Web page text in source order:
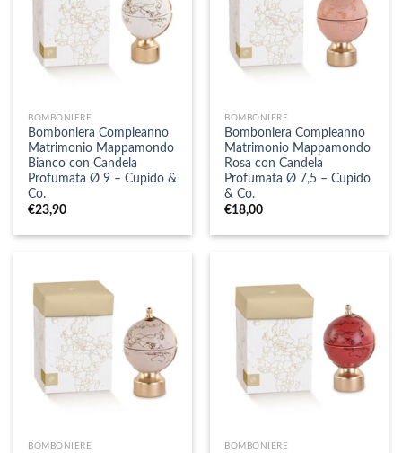
BOMBONIERE
Bomboniera Compleanno
Matrimonio Mappamondo
Bianco con Candela
Profumata Ø 9 – Cupido &
Co.
€23,90
BOMBONIERE
Bomboniera Compleanno
Matrimonio Mappamondo
Rosa con Candela
Profumata Ø 7,5 – Cupido
& Co.
€18,00
BOMBONIERE BOMBONIERE